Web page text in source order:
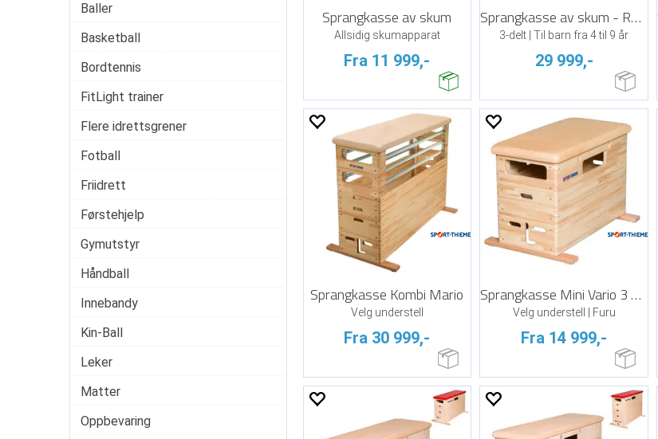
Baller
Basketball
Bordtennis
FitLight trainer
Flere idrettsgrener
Fotball
Friidrett
Førstehjelp
Gymutstyr
Håndball
Innebandy
Kin-Ball
Leker
Matter
Oppbevaring
Sprangkasse av skum
Allsidig skumapparat
Fra 11 999,-
Sprangkasse av skum - Reivo Rinogym
3-delt | Til barn fra 4 til 9 år
29 999,-
Sprangkasse Kombi Mario
Velg understell
Fra 30 999,-
Sprangkasse Mini Vario 3 delt
Velg understell | Furu
Fra 14 999,-